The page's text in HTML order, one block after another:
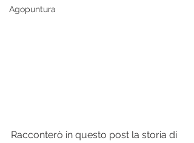
Agopuntura
Racconterò in questo post la storia di